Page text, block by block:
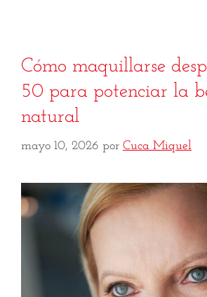
Cómo maquillarse
50 para potenciar la
natural
mayo 10, 2026 por Cuca Miquel